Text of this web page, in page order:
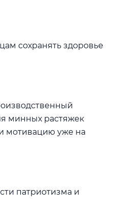
сохранять здоровье
минных растяжек
мотивацию уже на
патриотизма и